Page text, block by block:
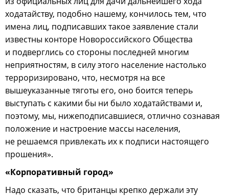
ходатайству, подобно нашему, кончилось тем, что
имена лиц, подписавших такое заявление стали
известны конторе Новороссийского Общества
и подверглись со стороны последней многим
неприятностям, в силу этого население настолько
терроризировано, что, несмотря на все
вышеуказанные тяготы его, оно боится теперь
выступать с какими бы ни было ходатайствами и,
поэтому, мы, нижеподписавшиеся, отлично сознавая
положение и настроение массы населения,
не решаемся привлекать их к подписи настоящего
прошения».
«Корпоративный город»
Надо сказать, что британцы крепко держали эту